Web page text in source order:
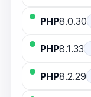
PHP8.0.30
PHP8.1.33
PHP8.2.29